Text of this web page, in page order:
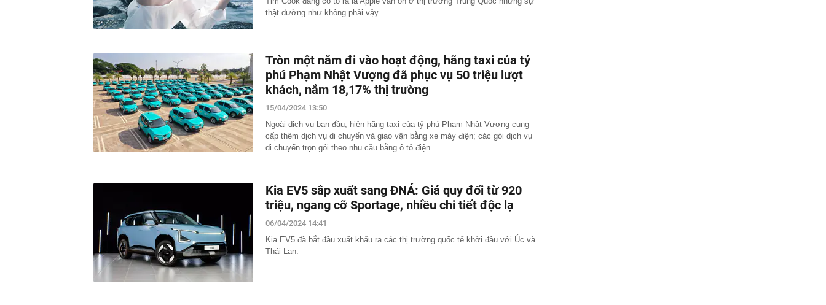
thật dường như không phải vậy.
Tròn một năm đi vào hoạt động, hãng taxi của tỷ
phú Phạm Nhật Vượng đã phục vụ 50 triệu lượt
khách, nắm 18,17% thị trường
15/04/2024 13:50
Ngoài dịch vụ ban đầu, hiện hãng taxi của tỷ phú Phạm Nhật Vượng cung
cấp thêm dịch vụ di chuyển và giao vận bằng xe máy điện; các gói dịch vụ
di chuyển trọn gói theo nhu cầu bằng ô tô điện.
Kia EV5 sắp xuất sang ĐNÁ: Giá quy đổi từ 920
triệu, ngang cỡ Sportage, nhiều chi tiết độc lạ
06/04/2024 14:41
Kia EV5 đã bắt đầu xuất khẩu ra các thị trường quốc tế khởi đầu với Úc và
Thái Lan.